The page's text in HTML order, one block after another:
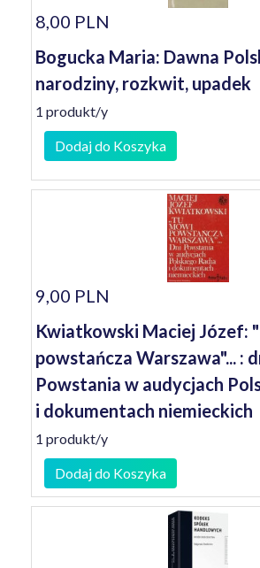
8,00 PLN
Bogucka Maria: Dawna
narodziny, rozkwit, upadek
1 produkt/y
Dodaj do Koszyka
9,00 PLN
Kwiatkowski Maciej Józef:
powstańcza Warszawa"... :
Powstania w audycjach
i dokumentach niemieckich
1 produkt/y
Dodaj do Koszyka